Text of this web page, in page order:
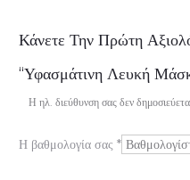
Α
ξ
ο
Κάνετε Την Πρώτη
“Υφασμάτινη Λευκή
Η ηλ. διεύθυνση σας δεν
Η βαθμολογία σας *